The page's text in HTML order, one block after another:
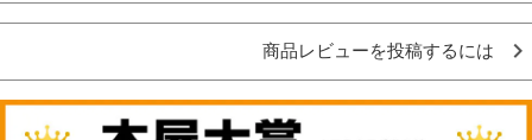
商品レビューを投稿するには